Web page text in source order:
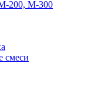
200, М-300
смеси